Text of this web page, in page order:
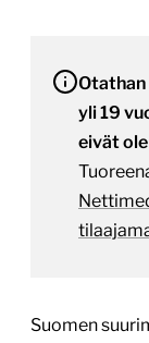
yli 19
eivät
Suomen